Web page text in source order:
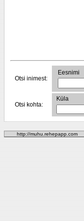
Otsi inimest:
Eesnimi
Otsi kohta:
Küla
http://muhu.rehepapp.com